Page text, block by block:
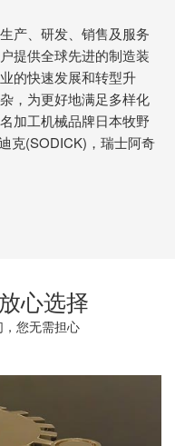
产、研发、销售及服务
提供全球先进的制造装
的快速发展和转型升
，为更好地满足多样化
加工机械品牌日本牧野
克(SODICK)，瑞士阿奇
心选择
您无需担心